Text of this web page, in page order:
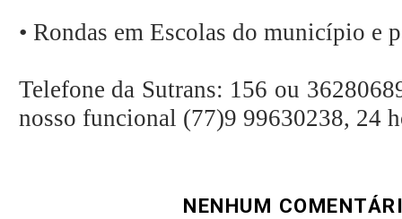
• Rondas em Escolas do município e
Telefone da Sutrans: 156 ou
nosso funcional (77)9 99630238, 24
NENHUM